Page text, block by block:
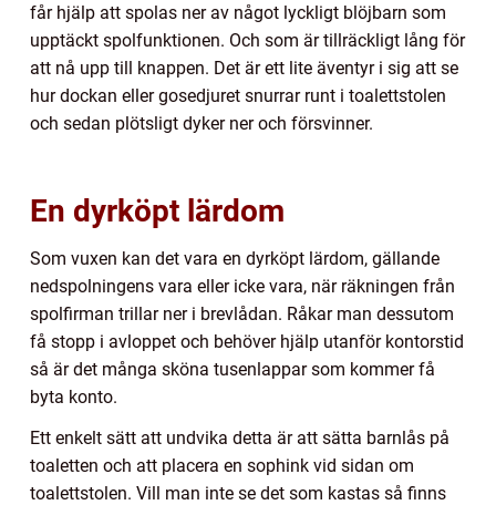
får hjälp att spolas ner av något lyckligt blöjbarn som
upptäckt spolfunktionen. Och som är tillräckligt lång för
att nå upp till knappen. Det är ett lite äventyr i sig att se
hur dockan eller gosedjuret snurrar runt i toalettstolen
och sedan plötsligt dyker ner och försvinner.
En dyrköpt lärdom
Som vuxen kan det vara en dyrköpt lärdom, gällande
nedspolningens vara eller icke vara, när räkningen från
spolfirman trillar ner i brevlådan. Råkar man dessutom
få stopp i avloppet och behöver hjälp utanför kontorstid
så är det många sköna tusenlappar som kommer få
byta konto.
Ett enkelt sätt att undvika detta är att sätta barnlås på
toaletten och att placera en sophink vid sidan om
toalettstolen. Vill man inte se det som kastas så finns